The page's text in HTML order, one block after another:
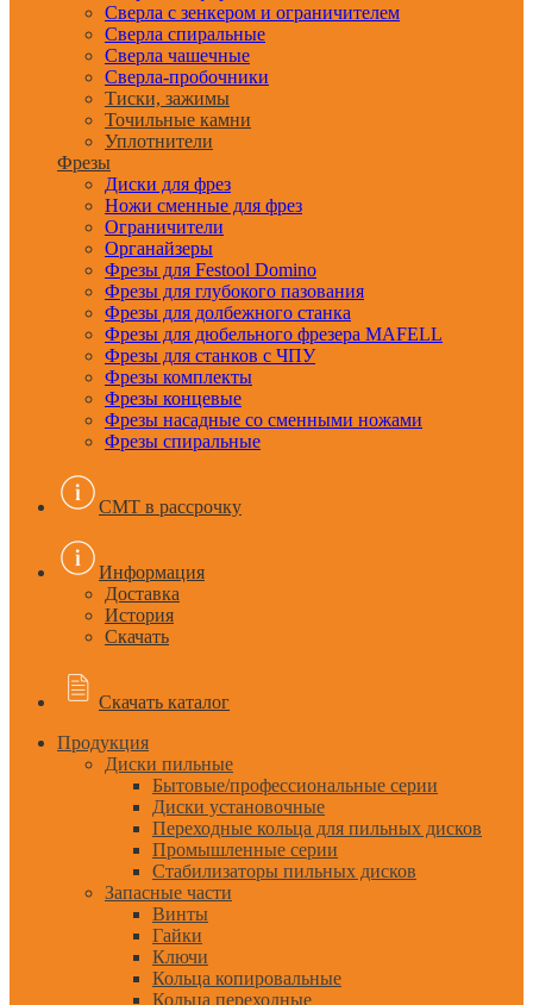
Сверла с зенкером и ограничителем
Сверла спиральные
Сверла чашечные
Сверла-пробочники
Тиски, зажимы
Точильные камни
Уплотнители
Фрезы
Диски для фрез
Ножи сменные для фрез
Ограничители
Органайзеры
Фрезы для Festool Domino
Фрезы для глубокого пазования
Фрезы для долбежного станка
Фрезы для дюбельного фрезера MAFELL
Фрезы для станков с ЧПУ
Фрезы комплекты
Фрезы концевые
Фрезы насадные со сменными ножами
Фрезы спиральные
CMT в рассрочку
Информация
Доставка
История
Скачать
Скачать каталог
Продукция
Диски пильные
Бытовые/профессиональные серии
Диски установочные
Переходные кольца для пильных дисков
Промышленные серии
Стабилизаторы пильных дисков
Запасные части
Винты
Гайки
Ключи
Кольца копировальные
Кольца переходные